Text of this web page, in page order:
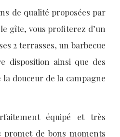
de qualité proposées par
gîte, vous profiterez d’un
2 terrasses, un barbecue
disposition ainsi que des
douceur de la campagne
équipé et très
promet de bons moments